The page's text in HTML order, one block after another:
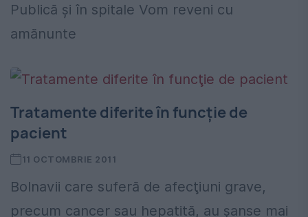
Publică și în spitale Vom reveni cu
amănunte
Tratamente diferite în funcţie de
pacient
11 OCTOMBRIE 2011
Bolnavii care suferă de afecţiuni grave,
precum cancer sau hepatită, au şanse mai